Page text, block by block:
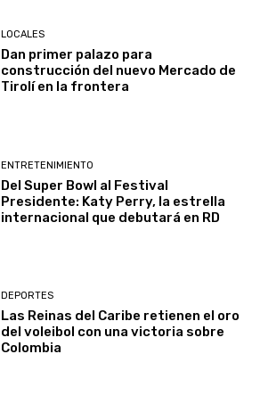
LOCALES
Dan primer palazo para
construcción del nuevo Mercado de
Tirolí en la frontera
ENTRETENIMIENTO
Del Super Bowl al Festival
Presidente: Katy Perry, la estrella
internacional que debutará en RD
DEPORTES
Las Reinas del Caribe retienen el oro
del voleibol con una victoria sobre
Colombia